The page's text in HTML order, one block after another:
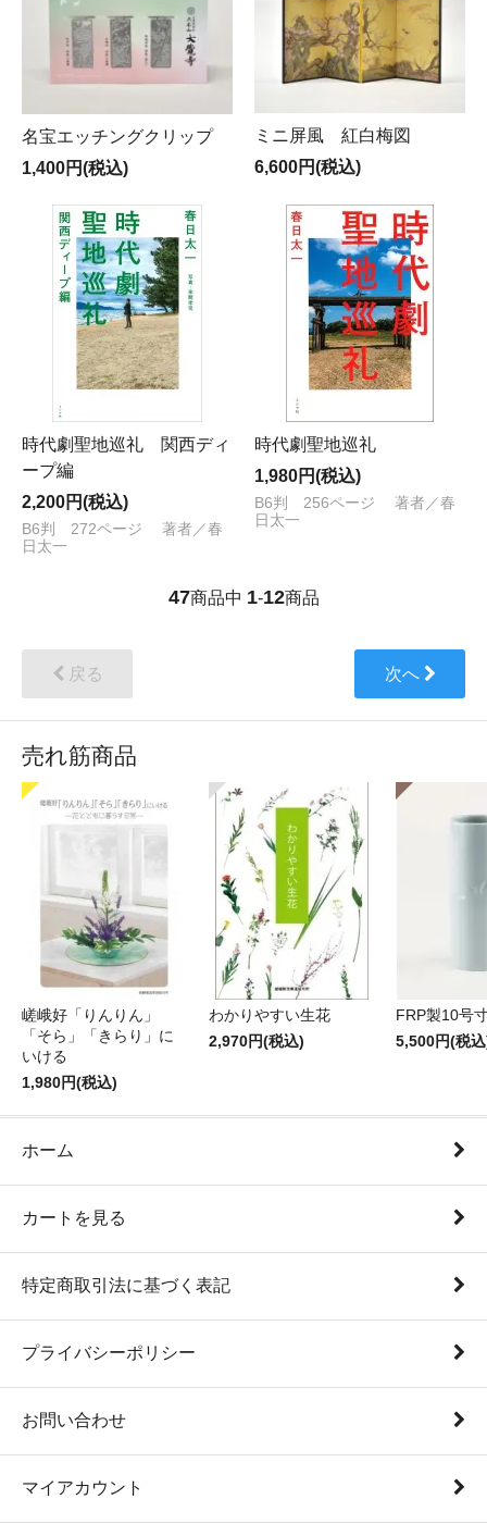
名宝エッチングクリップ
1,400円(税込)
ミニ屏風 紅白梅図
6,600円(税込)
時代劇聖地巡礼 関西ディ
ープ編
2,200円(税込)
B6判 272ページ 著者／春
日太一
時代劇聖地巡礼
1,980円(税込)
B6判 256ページ 著者／春
日太一
47商品中 1-12商品
戻る 次へ
売れ筋商品
嵯峨好「りんりん」
「そら」「きらり」に
いける
1,980円(税込)
わかりやすい生花
2,970円(税込)
FRP製10号
5,500円(税
ホーム
カートを見る
特定商取引法に基づく表記
プライバシーポリシー
お問い合わせ
マイアカウント